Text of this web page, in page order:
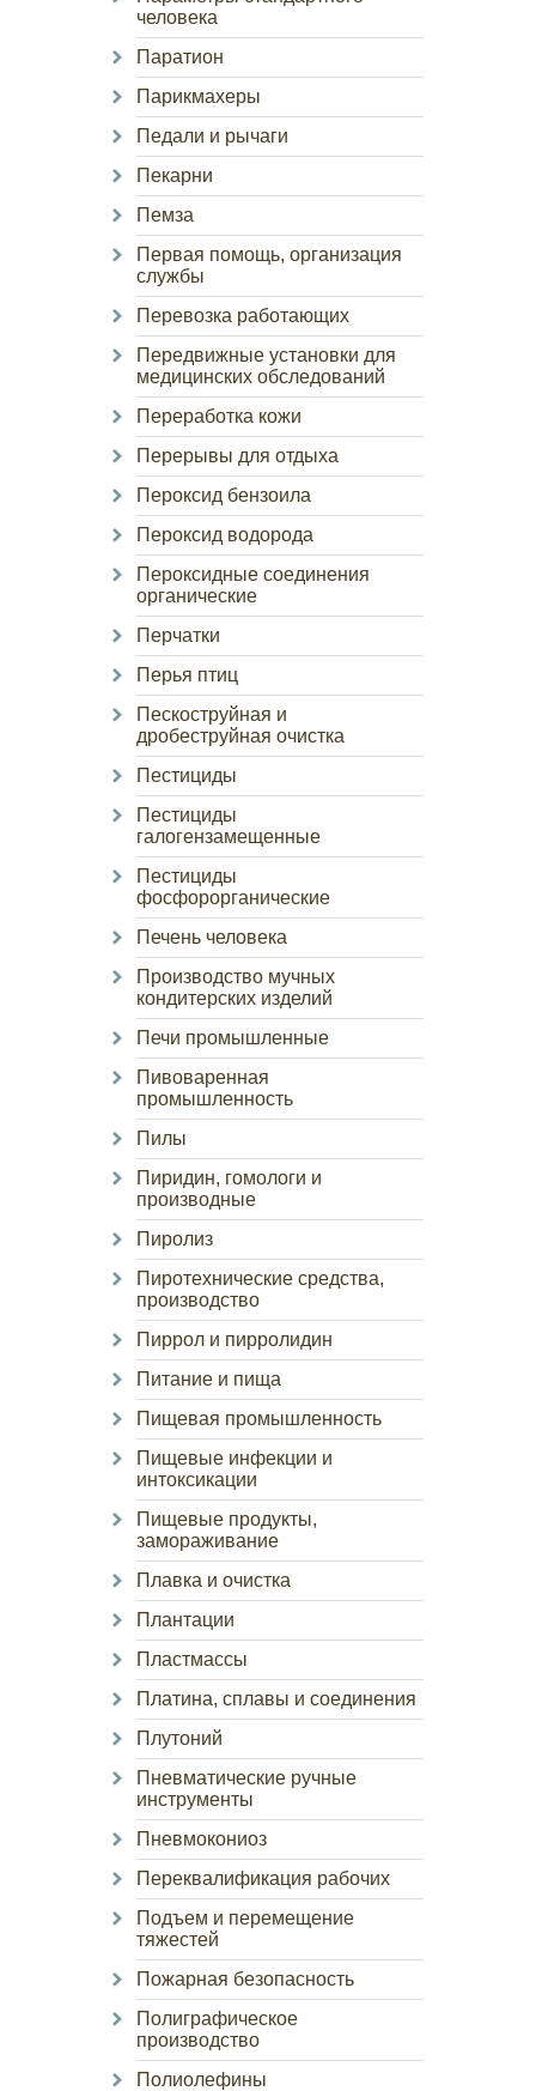
человека
Паратион
Парикмахеры
Педали и рычаги
Пекарни
Пемза
Первая помощь, организация
службы
Перевозка работающих
Передвижные установки для
медицинских обследований
Переработка кожи
Перерывы для отдыха
Пероксид бензоила
Пероксид водорода
Пероксидные соединения
органические
Перчатки
Перья птиц
Пескоструйная и
дробеструйная очистка
Пестициды
Пестициды
галогензамещенные
Пестициды
фосфорорганические
Печень человека
Производство мучных
кондитерских изделий
Печи промышленные
Пивоваренная
промышленность
Пилы
Пиридин, гомологи и
производные
Пиролиз
Пиротехнические средства,
производство
Пиррол и пирролидин
Питание и пища
Пищевая промышленность
Пищевые инфекции и
интоксикации
Пищевые продукты,
замораживание
Плавка и очистка
Плантации
Пластмассы
Платина, сплавы и соединения
Плутоний
Пневматические ручные
инструменты
Пневмокониоз
Переквалификация рабочих
Подъем и перемещение
тяжестей
Пожарная безопасность
Полиграфическое
производство
Полиолефины